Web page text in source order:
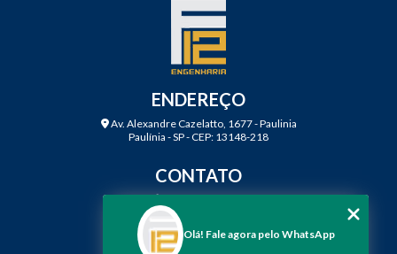
ENDEREÇO
Av. Alexandre Cazelatto, 1677 - Paulinia
Paulínia - SP - CEP: 13148-218
CONTATO
(19) 3888-2923
(19) 99968-7979
contato@f12engenharia.com.br
Olá! Fale agora pelo WhatsApp